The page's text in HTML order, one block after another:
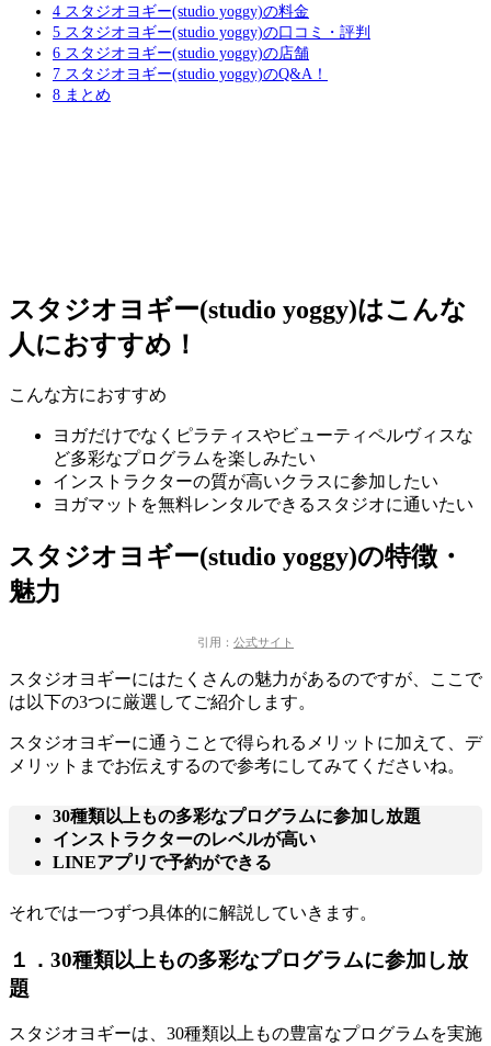
4 スタジオヨギー(studio yoggy)の料金
5 スタジオヨギー(studio yoggy)の口コミ・評判
6 スタジオヨギー(studio yoggy)の店舗
7 スタジオヨギー(studio yoggy)のQ&A！
8 まとめ
スタジオヨギー(studio yoggy)はこんな
人におすすめ！
こんな方におすすめ
ヨガだけでなくピラティスやビューティペルヴィスな
ど多彩なプログラムを楽しみたい
インストラクターの質が高いクラスに参加したい
ヨガマットを無料レンタルできるスタジオに通いたい
スタジオヨギー(studio yoggy)の特徴・
魅力
引用： 公式サイト
スタジオヨギーにはたくさんの魅力があるのですが、ここで
は以下の3つに厳選してご紹介します。
スタジオヨギーに通うことで得られるメリットに加えて、デ
メリットまでお伝えするので参考にしてみてくださいね。
30種類以上もの多彩なプログラムに参加し放題
インストラクターのレベルが高い
LINEアプリで予約ができる
それでは一つずつ具体的に解説していきます。
１．30種類以上もの多彩なプログラムに参加し放
題
スタジオヨギーは、30種類以上もの豊富なプログラムを実施